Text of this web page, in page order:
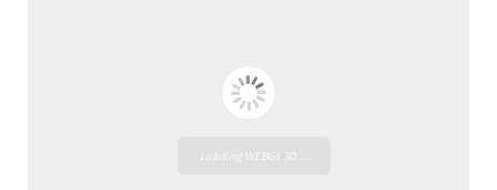
Loading WEBGL 3D ...